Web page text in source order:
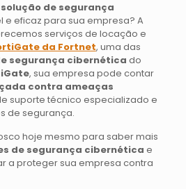
solução de segurança
e eficaz para sua empresa? A
serviços de locação e
da Fortnet, uma das
segurança cibernética do
, sua empresa pode contar
contra ameaças
suporte técnico especializado e
de segurança.
hoje mesmo para saber mais
de segurança cibernética e
a proteger sua empresa contra